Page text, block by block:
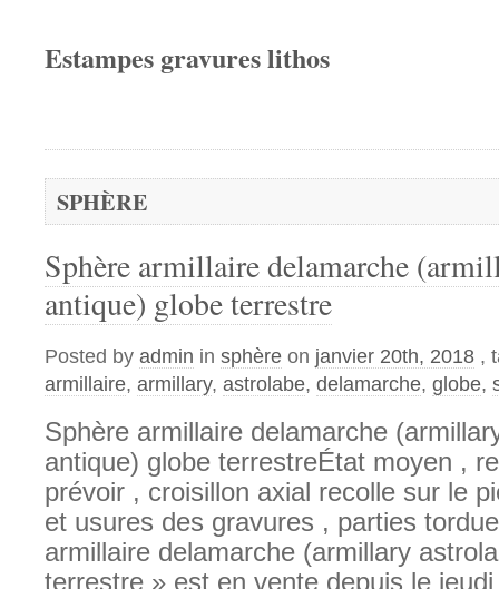
Estampes gravures lithos
SPHÈRE
Sphère armillaire delamarche
antique) globe terrestre
Posted by admin in sphère on janvier 20th, 2018 ,
armillaire, armillary, astrolabe, delamarche, globe,
Sphère armillaire delamarche
antique) globe terrestreÉtat moyen ,
prévoir , croisillon axial recolle sur le
et usures des gravures , parties
armillaire delamarche (armillary
terrestre » est en vente depuis le